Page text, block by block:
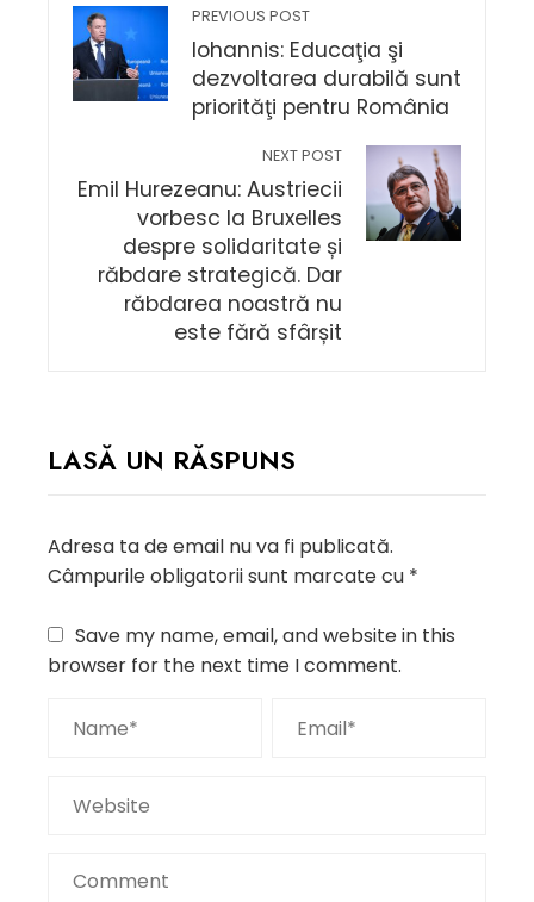
PREVIOUS POST
Iohannis: Educaţia şi
dezvoltarea durabilă sunt
priorităţi pentru România
NEXT POST
Emil Hurezeanu: Austriecii
vorbesc la Bruxelles
despre solidaritate și
răbdare strategică. Dar
răbdarea noastră nu
este fără sfârșit
LASĂ UN RĂSPUNS
Adresa ta de email nu va fi publicată.
Câmpurile obligatorii sunt marcate cu *
Save my name, email, and website in this
browser for the next time I comment.